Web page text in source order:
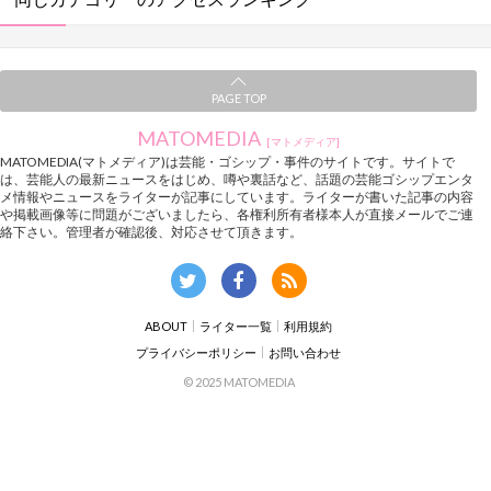
PAGE TOP
MATOMEDIA [マトメディア]
MATOMEDIA(マトメディア)は芸能・ゴシップ・事件のサイトです。サイトで
は、芸能人の最新ニュースをはじめ、噂や裏話など、話題の芸能ゴシップエンタ
メ情報やニュースをライターが記事にしています。ライターが書いた記事の内容
や掲載画像等に問題がございましたら、各権利所有者様本人が直接メールでご連
絡下さい。管理者が確認後、対応させて頂きます。
ABOUT ライター一覧
利用規約
プライバシーポリシー
お問い合わせ
© 2025 MATOMEDIA